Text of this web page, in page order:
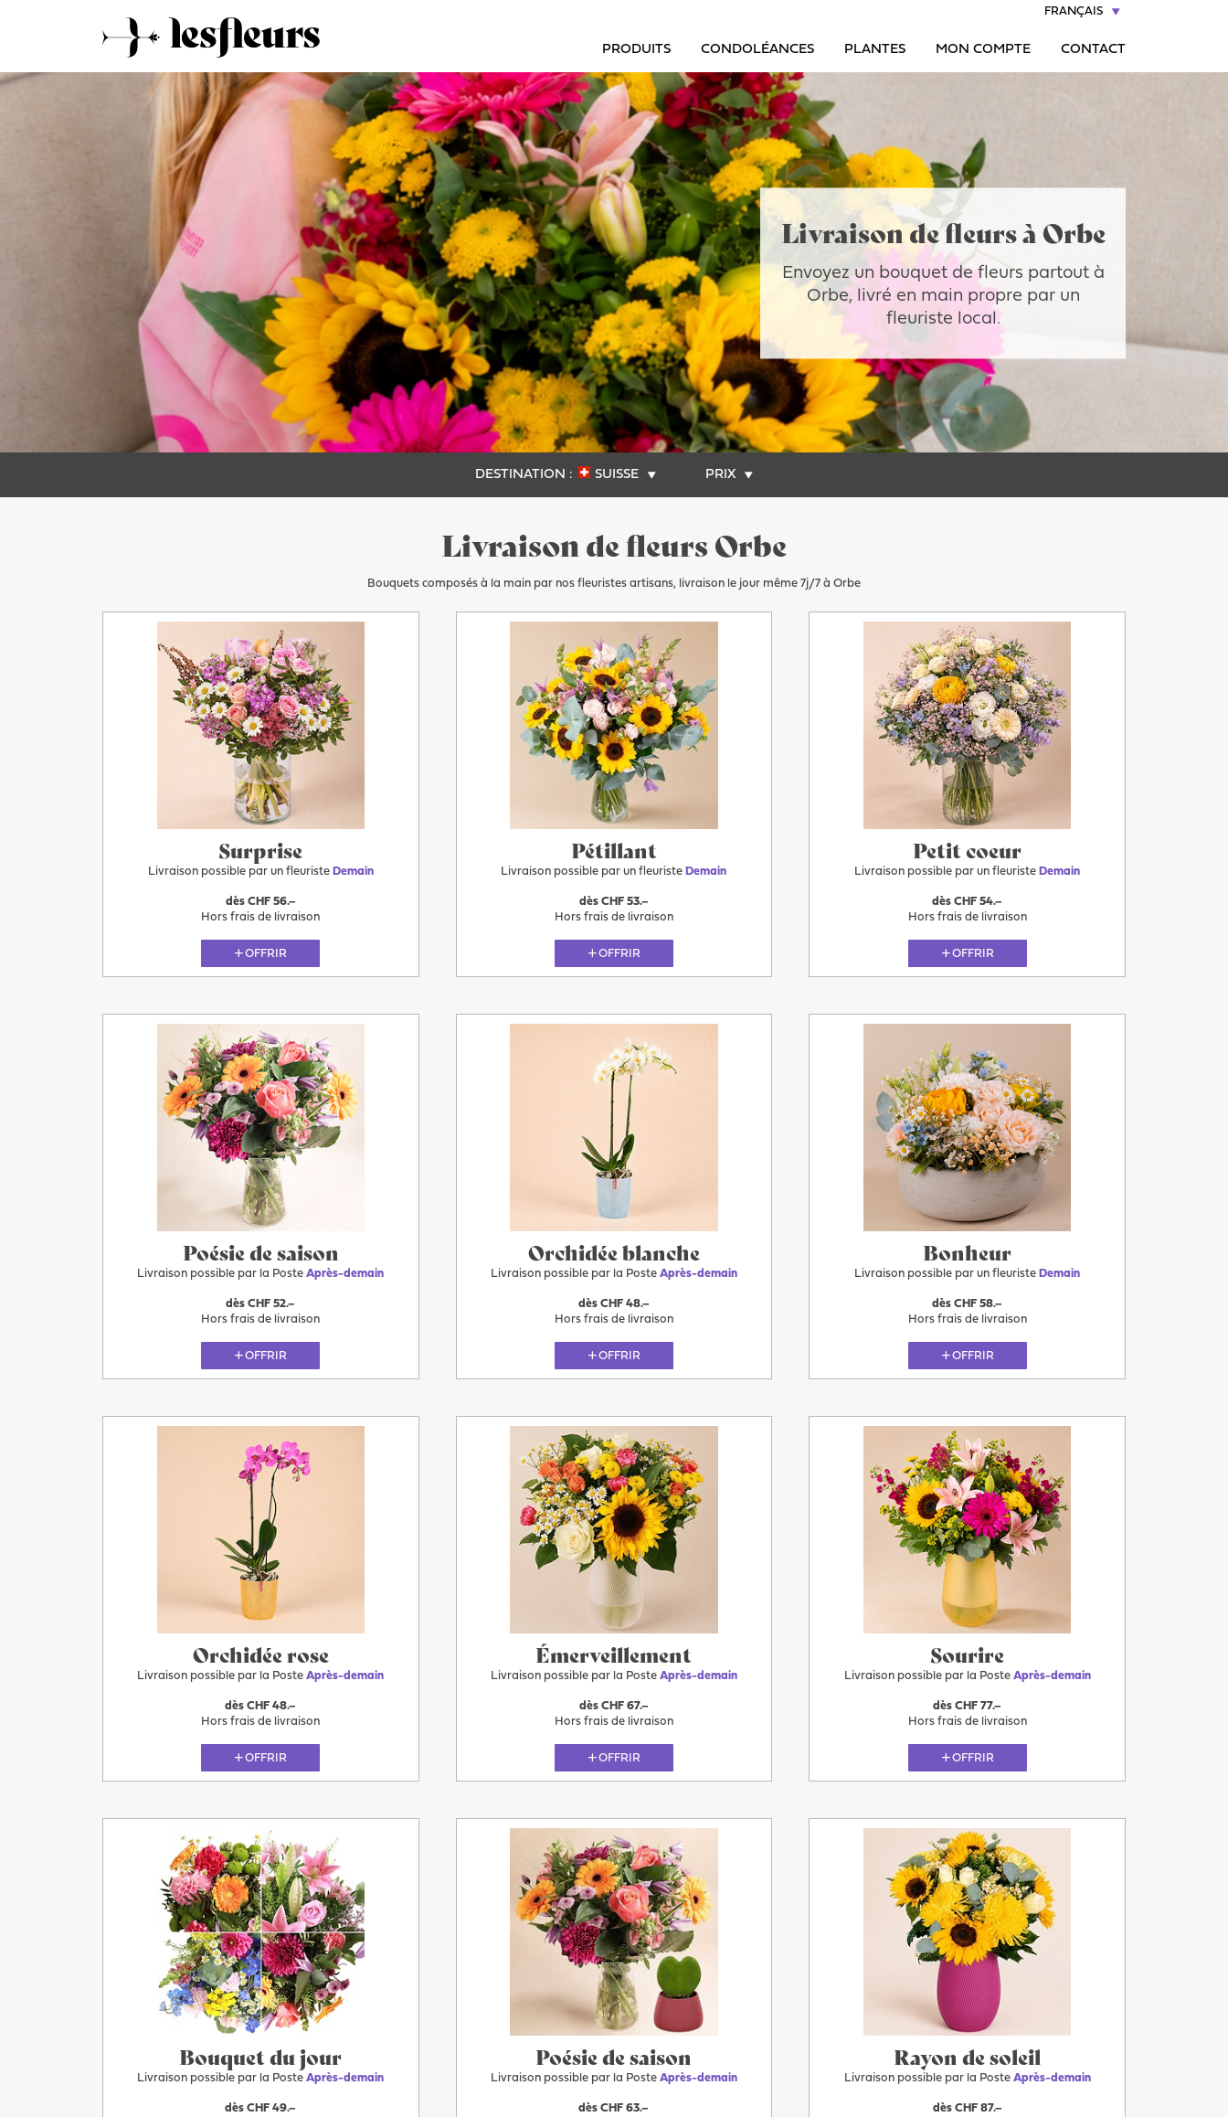
FRANÇAIS
PRODUITS CONDOLÉANCES PLANTES MON COMPTE CONTACT
Livraison de fleurs à Orbe
Envoyez un bouquet de fleurs partout à
Orbe, livré en main propre par un
fleuriste local.
DESTINATION : SUISSE PRIX
Livraison de fleurs Orbe
Bouquets composés à la main par nos fleuristes artisans, livraison le jour même 7j/7 à Orbe
Surprise
Livraison possible par un fleuriste Demain
Plus
Demain
dès CHF 56.–
Hors frais de livraison
OFFRIR
Pétillant
Livraison possible par un fleuriste Demain
Demain
dès CHF 53.–
Hors frais de livraison
OFFRIR
Petit coeur
Livraison possible par un fleuriste Demain
Plus
dès CHF 54.–
Hors frais de livraison
OFFRIR
Poésie de saison
Livraison possible par la PosteAprès-demain
demain
dès CHF 52.–
Hors frais de livraison
OFFRIR
Orchidée blanche
Livraison possible par la Poste Après-demain
demain
dès CHF 48.–
Hors frais de livraison
OFFRIR
Bonheur
Livraison possible par un fleuriste Demain
dès CHF 58.–
Hors frais de livraison
OFFRIR
Orchidée rose
Livraison possible par la PosteAprès-demain
Après-
demain
dès CHF 48.–
Hors frais de livraison
OFFRIR
Émerveillement
Livraison possible par la Poste Après-demain
Plus
Après-
demain
dès CHF 67.–
Hors frais de livraison
OFFRIR
Sourire
Livraison possible par la Poste Après-demain
Après-
demain
dès CHF 77.–
Hors frais de livraison
OFFRIR
Bouquet du jour
Livraison possible par la PosteAprès-demain
dès CHF 49.–
Poésie de saison
Livraison possible par la Poste Après-demain
dès CHF 63.–
Rayon de soleil
Livraison possible par la Poste Après-demain
dès CHF 87.–
11:32am on 11 July 2026